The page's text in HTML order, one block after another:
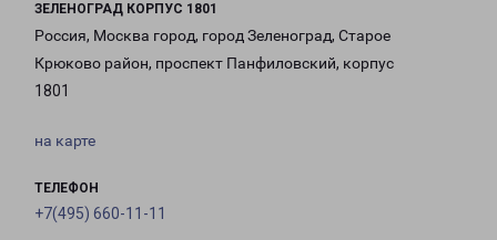
ЗЕЛЕНОГРАД КОРПУС 1801
Россия, Москва город, город Зеленоград, Старое
Крюково район, проспект Панфиловский, корпус
1801
на карте
ТЕЛЕФОН
+7(495) 660-11-11